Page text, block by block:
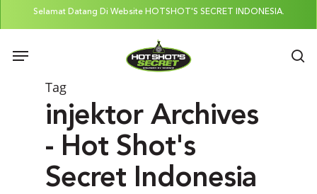
to
main
Selamat Datang Di Website HOTSHOT'S SECRET INDONESIA.
Menu
Tag
injektor Archives
- Hot Shot's
Secret Indonesia